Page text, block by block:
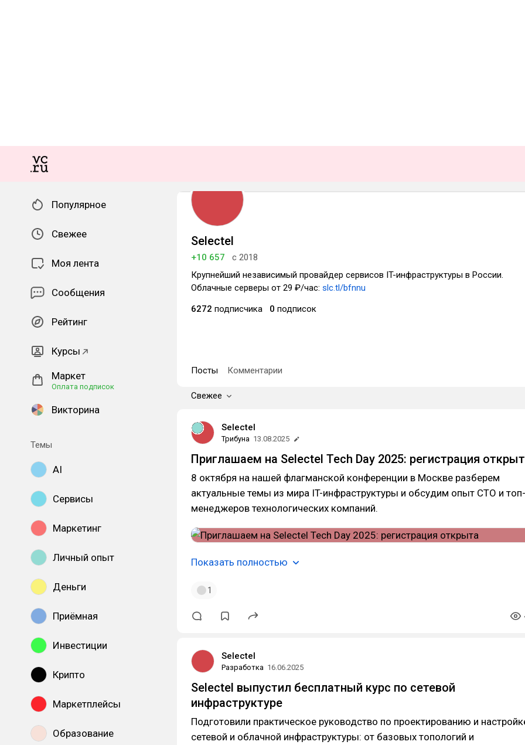
Популярное
Свежее
Моя лента
Сообщения
Рейтинг
Курсы
Маркет
Оплата подписок
Викторина
Темы
AI
Сервисы
Маркетинг
Личный опыт
Деньги
Приёмная
Инвестиции
Крипто
Маркетплейсы
Образование
Selectel
+10 657
с 2018
Крупнейший независимый провайдер сервисов IT-инфраструктуры в России.
Облачные серверы от 29 ₽/час: slc.tl/bfnnu
6272 подписчика 0 подписок
Посты Комментарии
Свежее
Selectel
Трибуна 13.08.2025
Приглашаем на Selectel Tech Day 2025: регистрация
8 октября на нашей флагманской конференции в Москве разберем
актуальные темы из мира IT-инфраструктуры и обсудим опыт СТО и топ-
менеджеров технологических компаний.
Показать полностью
1
Selectel
Разработка 16.06.2025
Selectel выпустил бесплатный курс по сетевой
инфраструктуре
Подготовили практическое руководство по проектированию и
сетевой и облачной инфраструктуры: от базовых топологий и